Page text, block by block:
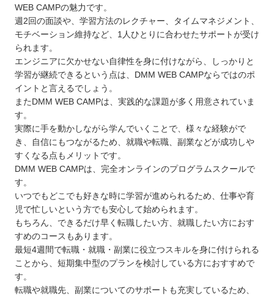
WEB CAMPの魅力です。
週2回の面談や、学習方法のレクチャー、タイムマネジメント、
モチベーション維持など、1人ひとりに合わせたサポートが受け
られます。
エンジニアに欠かせない自律性を身に付けながら、しっかりと
学習が継続できるという点は、DMM WEB CAMPならではのポ
イントと言えるでしょう。
またDMM WEB CAMPは、実践的な課題が多く用意されていま
す。
実際に手を動かしながら学んでいくことで、様々な経験がで
き、自信にもつながるため、就職や転職、副業などが成功しや
すくなる点もメリットです。
DMM WEB CAMPは、完全オンラインのプログラムスクールで
す。
いつでもどこでも好きな時に学習が進められるため、仕事や育
児で忙しいという方でも安心して始められます。
もちろん、できるだけ早く転職したい方、就職したい方におす
すめのコースもあります。
最短4週間で転職・就職・副業に役立つスキルを身に付けられる
ことから、短期集中型のプランを検討している方におすすめで
す。
転職や就職先、副業についてのサポートも充実しているため、